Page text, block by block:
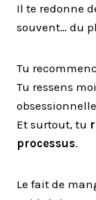
Il te redonne
souvent… du
Tu
Tu ressens
Et surtout, tu
processus.
Le fait de